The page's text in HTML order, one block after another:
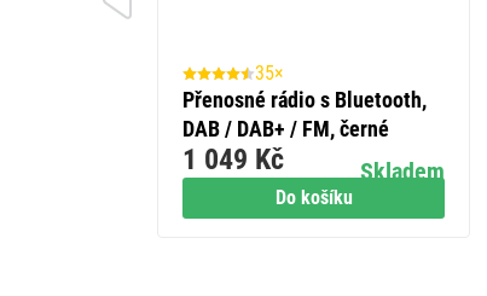
Do košíku
35×
Přenosné rádio s Bluetooth,
DAB / DAB+ / FM, černé
Skladem
1 049 Kč